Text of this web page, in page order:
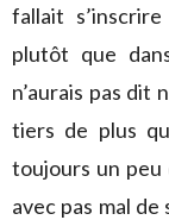
fallait
plutôt que
n’aurais pas dit
tiers de plus
toujours un peu
avec pas mal